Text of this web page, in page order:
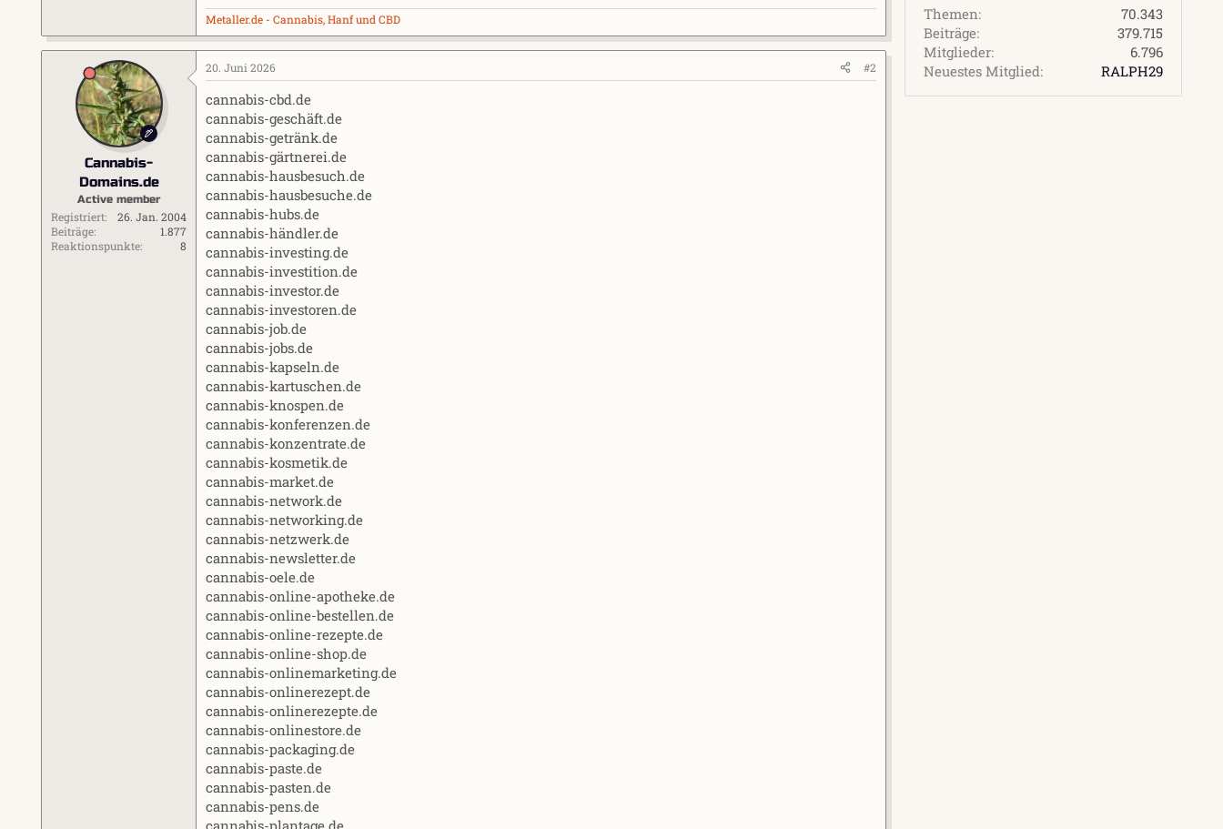
Metaller.de - Cannabis, Hanf und CBD
Cannabis-
Domains.de
Active member
Registriert
26. Jan. 2004
Beiträge
1.877
Reaktionspunkte
8
20. Juni 2026 #2
cannabis-cbd.de
cannabis-geschäft.de
cannabis-getränk.de
cannabis-gärtnerei.de
cannabis-hausbesuch.de
cannabis-hausbesuche.de
cannabis-hubs.de
cannabis-händler.de
cannabis-investing.de
cannabis-investition.de
cannabis-investor.de
cannabis-investoren.de
cannabis-job.de
cannabis-jobs.de
cannabis-kapseln.de
cannabis-kartuschen.de
cannabis-knospen.de
cannabis-konferenzen.de
cannabis-konzentrate.de
cannabis-kosmetik.de
cannabis-market.de
cannabis-network.de
cannabis-networking.de
cannabis-netzwerk.de
cannabis-newsletter.de
cannabis-oele.de
cannabis-online-apotheke.de
cannabis-online-bestellen.de
cannabis-online-rezepte.de
cannabis-online-shop.de
cannabis-onlinemarketing.de
cannabis-onlinerezept.de
cannabis-onlinerezepte.de
cannabis-onlinestore.de
cannabis-packaging.de
cannabis-paste.de
cannabis-pasten.de
cannabis-pens.de
cannabis-plantage.de
Themen
70.343
Beiträge
379.715
Mitglieder
6.796
Neuestes Mitglied
RALPH29